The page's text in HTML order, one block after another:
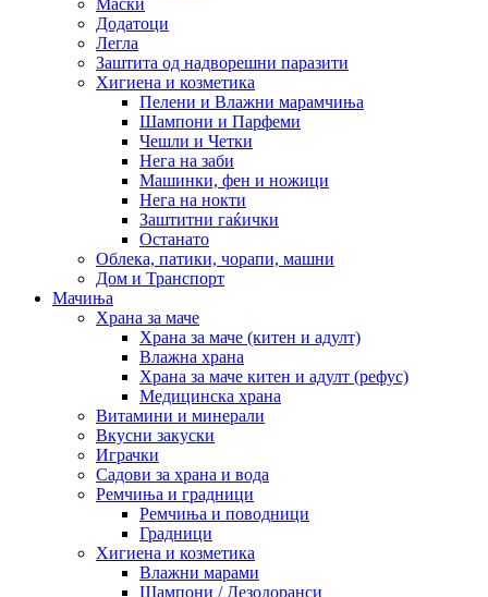
Додатоци
Легла
Заштита од надворешни паразити
Хигиена и козметика
Пелени и Влажни марамчиња
Шампони и Парфеми
Чешли и Четки
Нега на заби
Машинки, фен и ножици
Нега на нокти
Заштитни гаќички
Останато
Облека, патики, чорапи, машни
Дом и Транспорт
Мачиња
Храна за маче
Храна за маче (китен и адулт)
Влажна храна
Храна за маче китен и адулт (рефус)
Медицинска храна
Витамини и минерали
Вкусни закуски
Играчки
Садови за храна и вода
Ремчиња и градници
Ремчиња и поводници
Градници
Хигиена и козметика
Влажни марами
Шампони / Дезодоранси